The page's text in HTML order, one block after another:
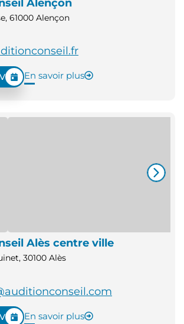
Alençon
61000 Alençon
En savoir plus
Alès centre ville
30100 Alès
En savoir plus